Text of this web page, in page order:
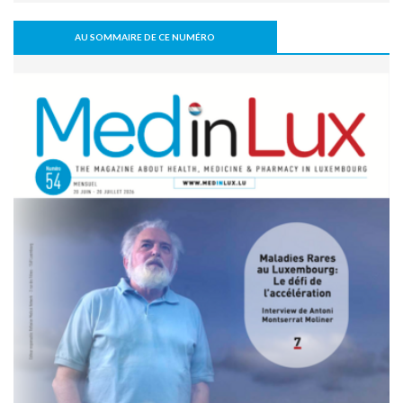
Le Luxembourg se prépare à l'entrée en vigueur de l'Espace
européen des données de santé (EEDS).
08 juillet 2026 - 11:18
L’arthrodèse sacro-iliaque augmenterait à long terme le
risque de PTH
07 juillet 2026 - 09:47
Activité physique: bénéfice pour l’os, mais pas
nécessairement pour le disque intervertébral
07 juillet 2026 - 09:39
Comment une alimentation trop riche réduit la cognition
22 juin 2026 - 17:16
Covid long: des symptômes réels, mais souvent réversibles
11 mai 2026 - 10:36
Un robot humanoïde testé à l’hôpital pour soutenir les
équipes soignantes
31 mars 2026 - 06:51
AU SOMMAIRE DE CE NUMÉRO